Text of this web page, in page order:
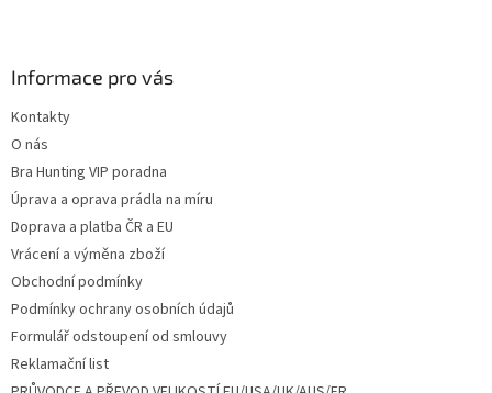
Informace pro vás
Kontakty
O nás
Bra Hunting VIP poradna
Úprava a oprava prádla na míru
Doprava a platba ČR a EU
Vrácení a výměna zboží
Obchodní podmínky
Podmínky ochrany osobních údajů
Formulář odstoupení od smlouvy
Reklamační list